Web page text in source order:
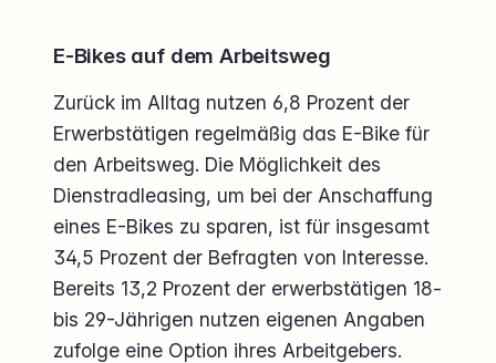
E-Bikes auf dem Arbeitsweg
Zurück im Alltag nutzen 6,8 Prozent der
Erwerbstätigen regelmäßig das E-Bike für
den Arbeitsweg. Die Möglichkeit des
Dienstradleasing, um bei der Anschaffung
eines E-Bikes zu sparen, ist für insgesamt
34,5 Prozent der Befragten von Interesse.
Bereits 13,2 Prozent der erwerbstätigen 18-
bis 29-Jährigen nutzen eigenen Angaben
zufolge eine Option ihres Arbeitgebers.